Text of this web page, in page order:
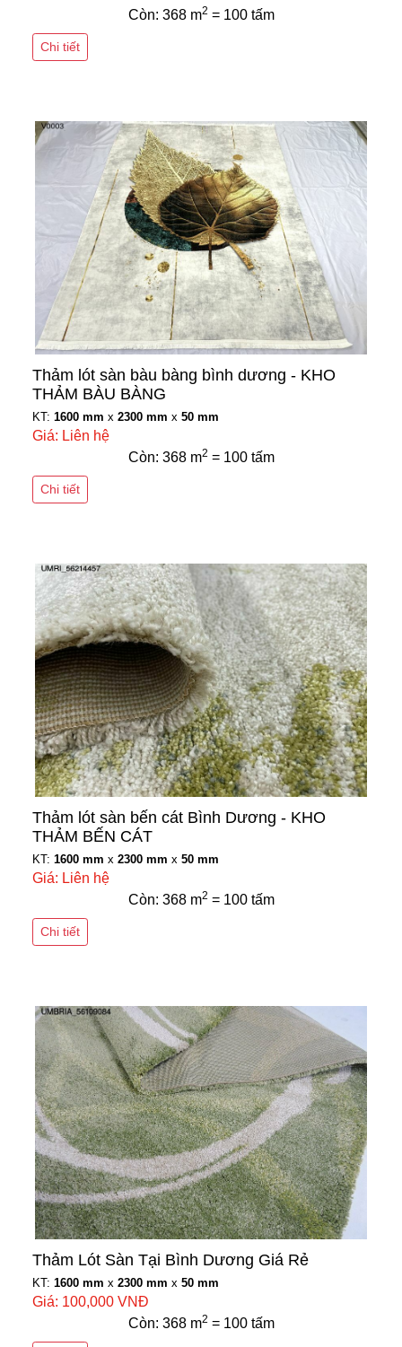
Còn: 368 m2 = 100 tấm
Chi tiết
Thảm lót sàn bàu bàng bình dương - KHO
THẢM BÀU BÀNG
KT: 1600 mm x 2300 mm x 50 mm
Giá: Liên hệ
Còn: 368 m2 = 100 tấm
Chi tiết
Thảm lót sàn bến cát Bình Dương - KHO
THẢM BẾN CÁT
KT: 1600 mm x 2300 mm x 50 mm
Giá: Liên hệ
Còn: 368 m2 = 100 tấm
Chi tiết
Thảm Lót Sàn Tại Bình Dương Giá Rẻ
KT: 1600 mm x 2300 mm x 50 mm
Giá: 100,000 VNĐ
Còn: 368 m2 = 100 tấm